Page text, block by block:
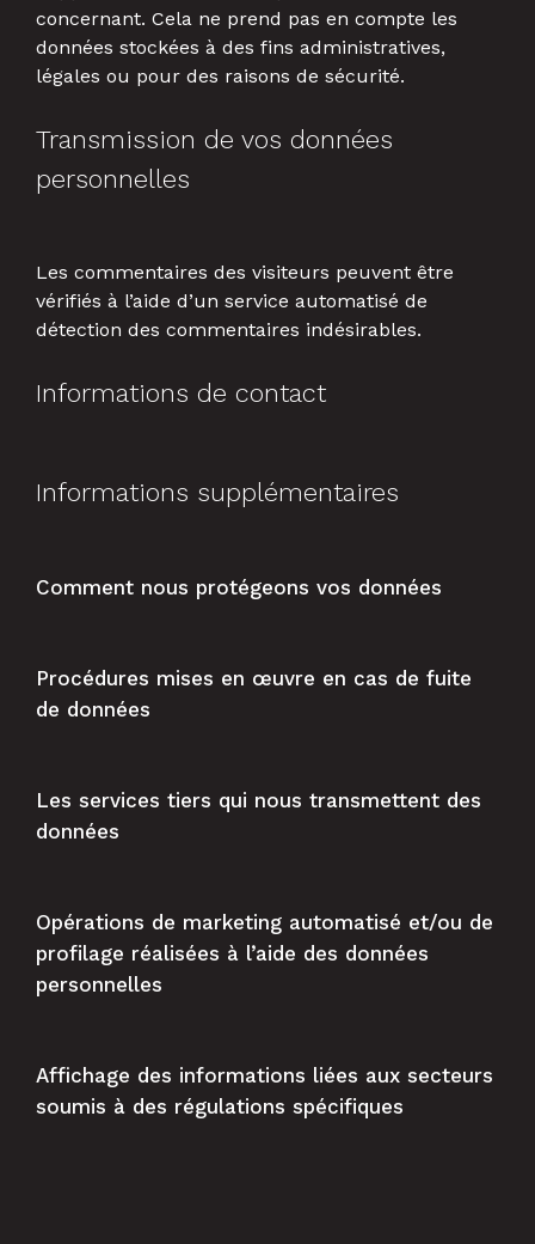
concernant. Cela ne prend pas en compte les
données stockées à des fins administratives,
légales ou pour des raisons de sécurité.
Transmission de vos données
personnelles
Les commentaires des visiteurs peuvent être
vérifiés à l’aide d’un service automatisé de
détection des commentaires indésirables.
Informations de contact
Informations supplémentaires
Comment nous protégeons vos données
Procédures mises en œuvre en cas de fuite
de données
Les services tiers qui nous transmettent des
données
Opérations de marketing automatisé et/ou de
profilage réalisées à l’aide des données
personnelles
Affichage des informations liées aux secteurs
soumis à des régulations spécifiques